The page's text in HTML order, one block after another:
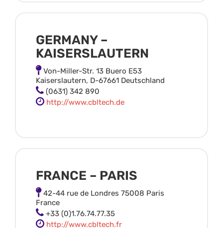
GERMANY –
KAISERSLAUTERN
Von-Miller-Str. 13 Buero E53
Kaiserslautern, D-67661 Deutschland
(0631) 342 890
http://www.cbltech.de
FRANCE – PARIS
42-44 rue de Londres 75008 Paris
France
+33 (0)1.76.74.77.35
http://www.cbltech.fr